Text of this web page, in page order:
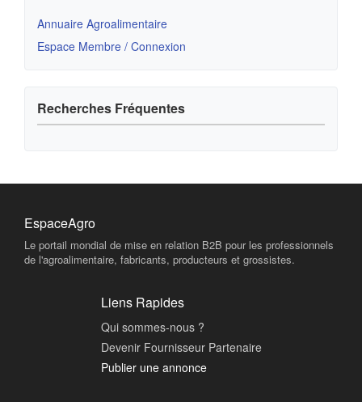
Annuaire Agroalimentaire
Espace Membre / Connexion
Recherches Fréquentes
EspaceAgro
Le portail mondial de mise en relation B2B pour les professionnels
de l'agroalimentaire, fabricants, producteurs et grossistes.
Liens Rapides
Qui sommes-nous ?
Devenir Fournisseur Partenaire
Publier une annonce